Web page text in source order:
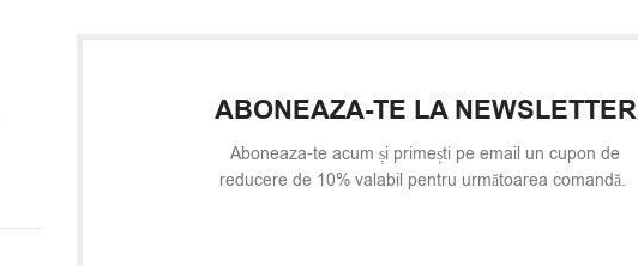
ABONEAZA-TE LA NEWSLETTER
Aboneaza-te acum și primești pe email un cupon de
reducere de 10% valabil pentru următoarea comandă.